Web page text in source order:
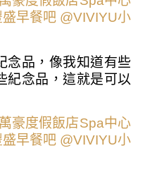
念品，像我知道有些
紀念品，這就是可以